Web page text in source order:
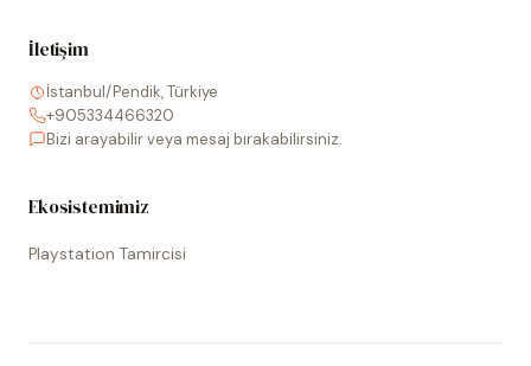
İletişim
İstanbul/Pendik, Türkiye
+905334466320
Bizi arayabilir veya mesaj bırakabilirsiniz.
Ekosistemimiz
Playstation Tamircisi